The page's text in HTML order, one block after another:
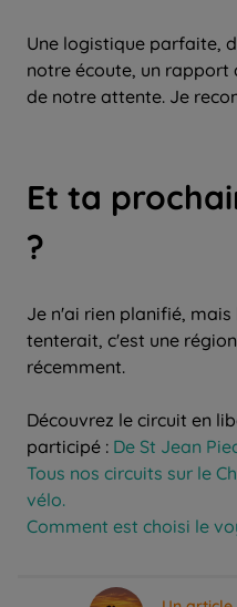
Une logistique parfaite,
notre écoute, un
de notre attente. Je
Et ta
?
Je n'ai rien planifié,
tenterait, c'est une
récemment.
Découvrez le circuit en
participé : De St Jean
Tous nos circuits sur le
vélo.
Comment est choisi le